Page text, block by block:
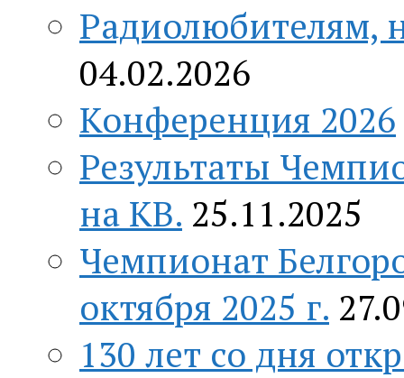
Радиолюбителям,
04.02.2026
Конференция 2026
Результаты
на КВ. 25.11.2025
Чемпионат
октября 2025 г.
130 лет со дня